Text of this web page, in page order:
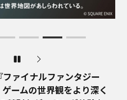
ァイナルファンタジー
ームの世界観をより深く